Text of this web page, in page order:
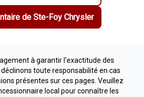
de Ste-Foy Chrysler
à garantir l'exactitude des
toute responsabilité en cas
présentes sur ces pages. Veuillez
local pour connaître les